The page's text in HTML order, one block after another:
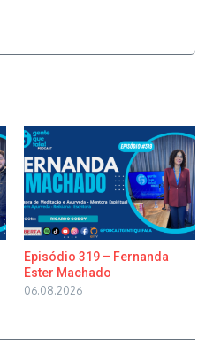
Episódio 319 – Fernanda
Ester Machado
06.08.2026